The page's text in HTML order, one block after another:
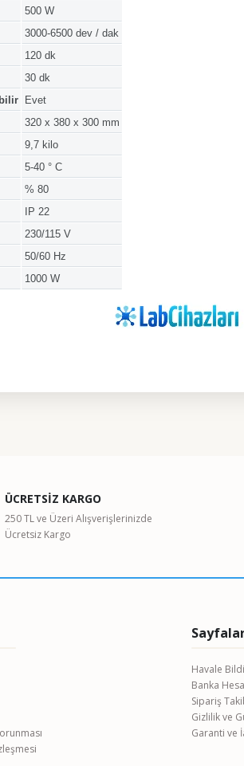
500 W
3000-6500 dev / dak
120 dk
30 dk
Evet
320 x 380 x 300 mm
9,7 kilo
5-40 ° C
% 80
IP 22
230/115 V
50/60 Hz
1000 W
Gönder
ÜCRETSİZ KARGO
250 TL ve Üzeri Alışverişlerinizde
Ücretsiz Kargo
Havale
Banka
Sipariş
Gizlilik ve
Garanti ve